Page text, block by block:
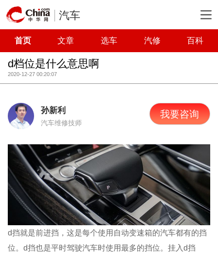
汽车
首页 文章 选车 汽修 百科
d档位是什么意思啊
2020-12-27 00:20:07
孙新利
汽车维修技师
我要咨询
d挡就是前进挡，这是每个使用自动变速箱的汽车都有的挡
位。d挡也是平时驾驶汽车时使用最多的挡位。挂入d挡